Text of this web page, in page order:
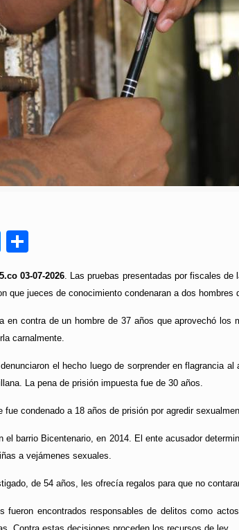
Messenger
03-07-2026. Las pruebas presentadas por fiscales
que jueces de conocimiento condenaran a dos
en contra de un hombre de 37 años que aprovechó
carnalmente.
el hecho luego de sorprender en flagrancia
La pena de prisión impuesta fue de 30 años.
fue condenado a 18 años de prisión por agredir
el barrio Bicentenario, en 2014. El ente acusador
a vejámenes sexuales.
de 54 años, les ofrecía regalos para que no
fueron encontrados responsables de delitos como